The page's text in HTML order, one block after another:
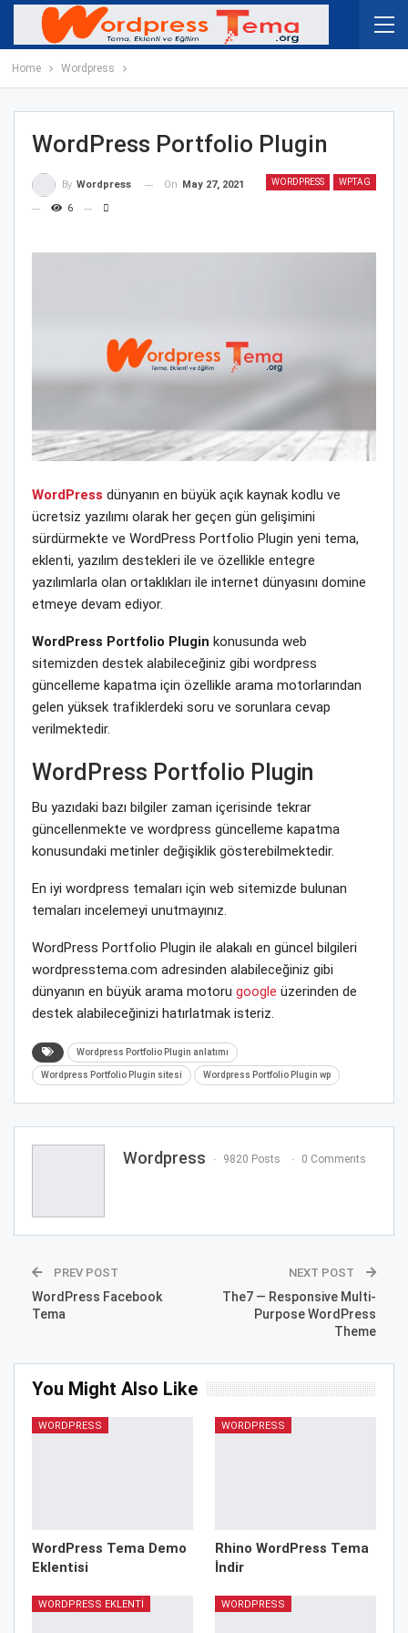
Home Wordpress
WordPress Portfolio Plugin
WORDPRESS WPTAG
By Wordpress On May 27, 2021
6
WordPress dünyanın en büyük açık kaynak kodlu ve
ücretsiz yazılımı olarak her geçen gün gelişimini
sürdürmekte ve WordPress Portfolio Plugin yeni tema,
eklenti, yazılım destekleri ile ve özellikle entegre
yazılımlarla olan ortaklıkları ile internet dünyasını domine
etmeye devam ediyor.
WordPress Portfolio Plugin konusunda web
sitemizden destek alabileceğiniz gibi wordpress
güncelleme kapatma için özellikle arama motorlarından
gelen yüksek trafiklerdeki soru ve sorunlara cevap
verilmektedir.
WordPress Portfolio Plugin
Bu yazıdaki bazı bilgiler zaman içerisinde tekrar
güncellenmekte ve wordpress güncelleme kapatma
konusundaki metinler değişiklik gösterebilmektedir.
En iyi wordpress temaları için web sitemizde bulunan
temaları incelemeyi unutmayınız.
WordPress Portfolio Plugin ile alakalı en güncel bilgileri
wordpresstema.com adresinden alabileceğiniz gibi
dünyanın en büyük arama motoru google üzerinden de
destek alabileceğinizi hatırlatmak isteriz.
Wordpress Portfolio Plugin anlatımı
Wordpress Portfolio Plugin sitesi Wordpress Portfolio Plugin wp
Wordpress 9820 Posts 0 Comments
PREV POST
WordPress Facebook
Tema
NEXT POST
The7 — Responsive Multi-
Purpose WordPress
Theme
You Might Also Like
WORDPRESS
WordPress Tema Demo
Eklentisi
WORDPRESS
Rhino WordPress Tema
İndir
WORDPRESS EKLENTI WORDPRESS